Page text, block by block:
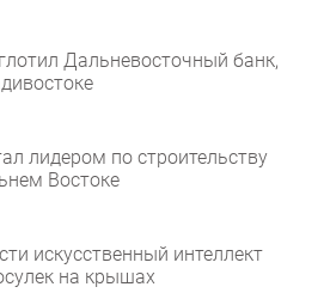
Дальневосточный банк,
лидером по строительству
Востоке
искусственный интеллект
на крышах